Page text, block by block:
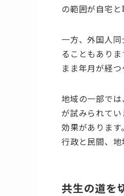
の範囲が自宅と
一方、外国人
ることもあり
まま年月が経つ
地域の一部で
が試みられて
効果がありま
行政と民間、地
共生の道を